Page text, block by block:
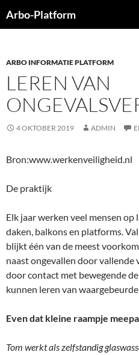
naar
Arbo-Platform
ARBO INFORMATIE PLATFORM
LEREN VAN
4 OKTOBER 2019 ADMIN
Bron:www.werkenveiligheid.nl
De praktijk
Elk jaar werken veel mensen op
daken, balkons en platforms.
blijkt één van de meest
naast ongevallen door vallende
door contact met bewegende
kunnen leren van
Even dat kleine raampje
Tom werkt als zelfstandig